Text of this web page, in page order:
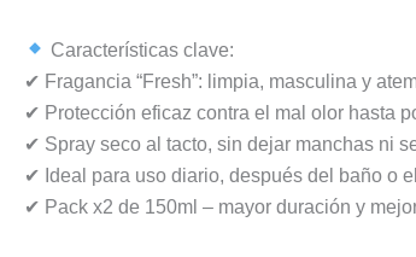
Características clave:
✔ Fragancia “Fresh”: limpia, masculina y
✔ Protección eficaz contra el mal olor hasta
✔ Spray seco al tacto, sin dejar manchas ni
✔ Ideal para uso diario, después del baño o
✔ Pack x2 de 150ml – mayor duración y